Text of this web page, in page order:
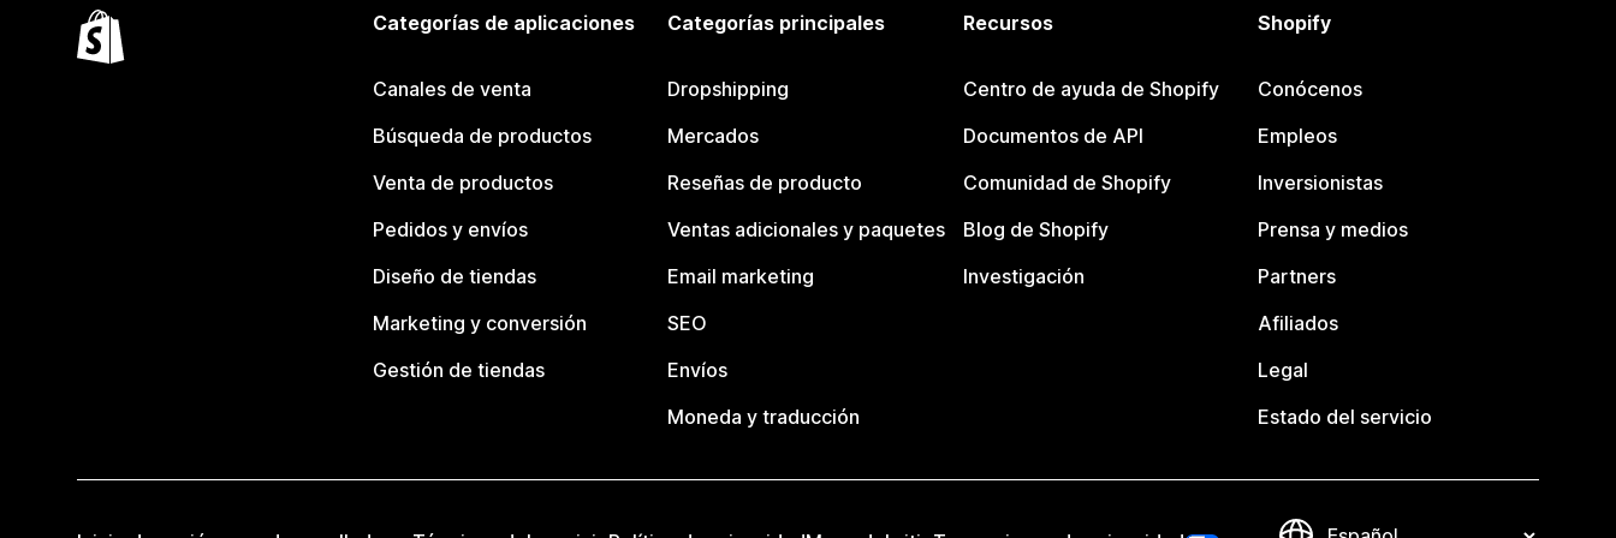
Categorías de aplicaciones
Canales de venta
Búsqueda de productos
Venta de productos
Pedidos y envíos
Diseño de tiendas
Marketing y conversión
Gestión de tiendas
Categorías principales
Dropshipping
Mercados
Reseñas de producto
Ventas adicionales y paquetes
Email marketing
SEO
Envíos
Moneda y traducción
Recursos
Centro de ayuda de Shopify
Documentos de API
Comunidad de Shopify
Blog de Shopify
Investigación
Shopify
Conócenos
Empleos
Inversionistas
Prensa y medios
Partners
Afiliados
Legal
Estado del servicio